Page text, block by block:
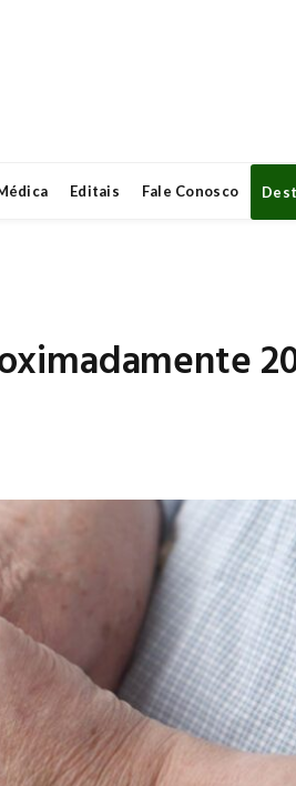
Editais Fale Conosco